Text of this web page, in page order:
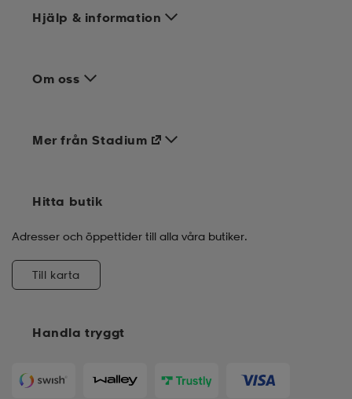
Hjälp & information
Om oss
Handla tryggt
Mer från Stadium
Hitta butik
Adresser och öppettider till alla våra butiker.
Till karta